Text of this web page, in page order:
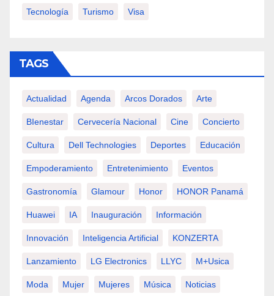
Tecnología Turismo Visa
TAGS
Actualidad Agenda Arcos Dorados Arte
BIenestar Cervecería Nacional Cine Concierto
Cultura Dell Technologies Deportes Educación
Empoderamiento Entretenimiento Eventos
Gastronomía Glamour Honor HONOR Panamá
Huawei IA Inauguración Información
Innovación Inteligencia Artificial KONZERTA
Lanzamiento LG Electronics LLYC M+usica
Moda Mujer Mujeres Música Noticias